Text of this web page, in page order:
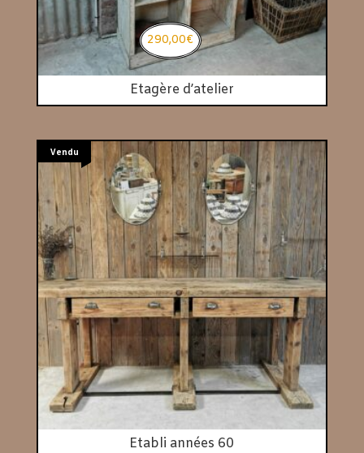
Etagère d’atelier
290,00€
Vendu
Etabli années 60